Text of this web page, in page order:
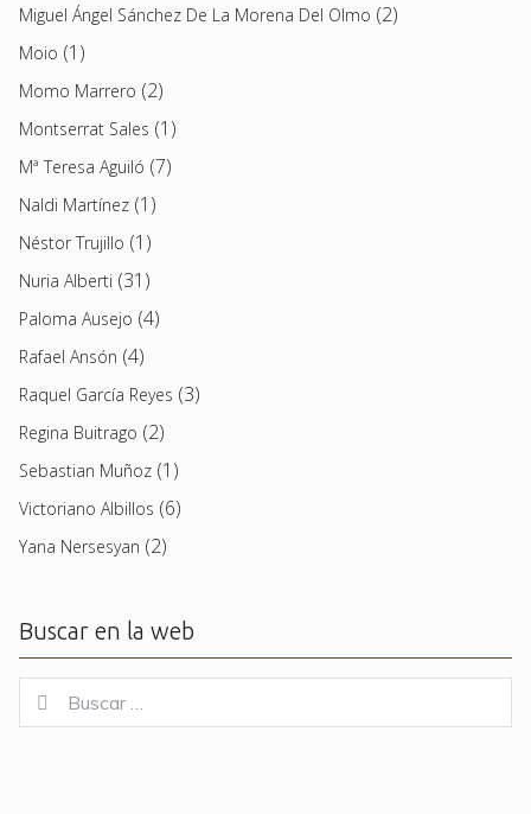
Miguel Ángel Sánchez De La Morena Del Olmo (2)
Moio (1)
Momo Marrero (2)
Montserrat Sales (1)
Mª Teresa Aguiló (7)
Naldi Martínez (1)
Néstor Trujillo (1)
Nuria Alberti (31)
Paloma Ausejo (4)
Rafael Ansón (4)
Raquel García Reyes (3)
Regina Buitrago (2)
Sebastian Muñoz (1)
Victoriano Albillos (6)
Yana Nersesyan (2)
Buscar en la web
for:
Buscar